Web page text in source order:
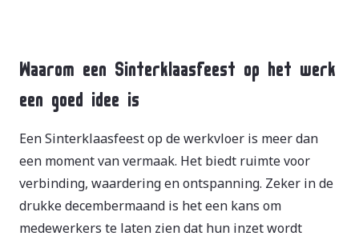
Waarom een Sinterklaasfeest op het werk
een goed idee is
Een Sinterklaasfeest op de werkvloer is meer dan
een moment van vermaak. Het biedt ruimte voor
verbinding, waardering en ontspanning. Zeker in de
drukke decembermaand is het een kans om
medewerkers te laten zien dat hun inzet wordt